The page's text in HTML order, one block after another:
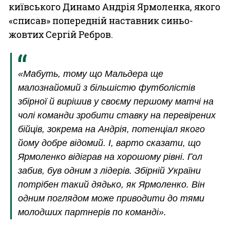
київського Динамо Андрія Ярмоленка, якого
«списав» попередній наставник синьо-
жовтих Сергій Ребров.
«Мабуть, тому що Мальдера ще
малознайомий з більшістю футболістів
збірної й вирішив у своєму першому матчі на
чолі команди зробити ставку на перевірених
бійців, зокрема на Андрія, потенціал якого
йому добре відомий. І, варто сказати, що
Ярмоленко відіграв на хорошому рівні. Гол
забив, був одним з лідерів. Збірній України
потрібен такий дядько, як Ярмоленко. Він
одним поглядом може приводити до тями
молодших партнерів по команді».